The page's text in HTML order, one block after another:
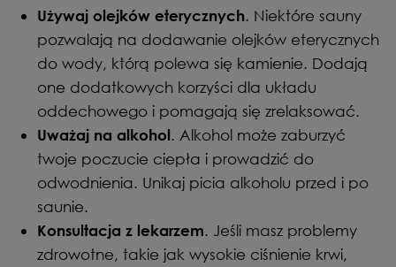
Używaj olejków eterycznych. Niektóre sauny
pozwalają na dodawanie olejków eterycznych
do wody, którą polewa się kamienie. Dodają
one dodatkowych korzyści dla układu
oddechowego i pomagają się zrelaksować.
Uważaj na alkohol. Alkohol może zaburzyć
twoje poczucie ciepła i prowadzić do
odwodnienia. Unikaj picia alkoholu przed i po
saunie.
Konsultacja z lekarzem. Jeśli masz problemy
zdrowotne, takie jak wysokie ciśnienie krwi,